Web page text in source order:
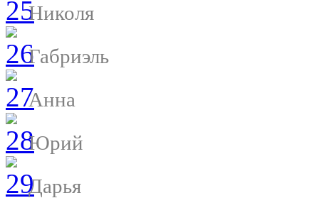
Николя
Габриэль
Анна
Юрий
Дарья